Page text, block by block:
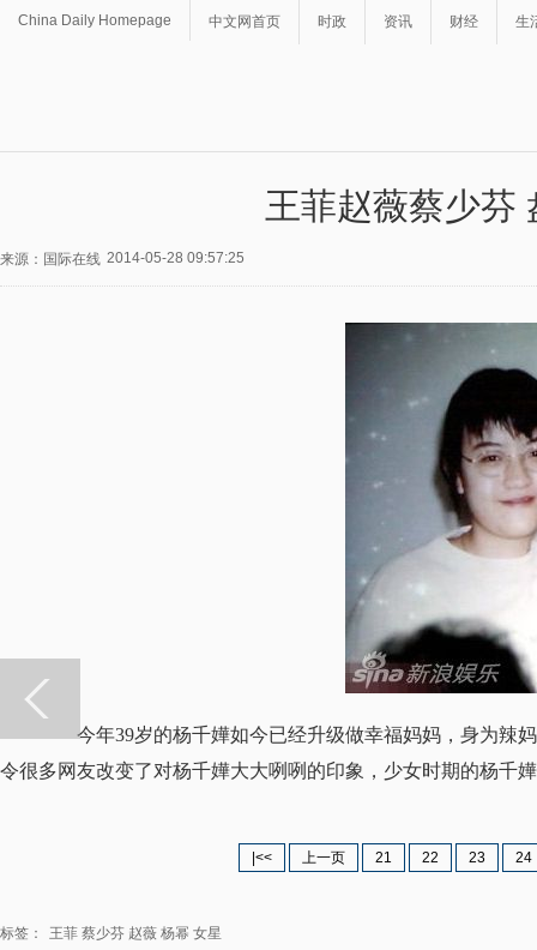
China Daily Homepage 中文网首页 时政 资讯 财经 生
王菲赵薇蔡少芬
来源：国际在线 2014-05-28 09:57:25
今年39岁的杨千嬅如今已经升级做幸福妈妈，身为辣妈
令很多网友改变了对杨千嬅大大咧咧的印象，少女时期的杨千
|<< 上一页 21 22 23 24
标签： 王菲 蔡少芬 赵薇 杨幂 女星